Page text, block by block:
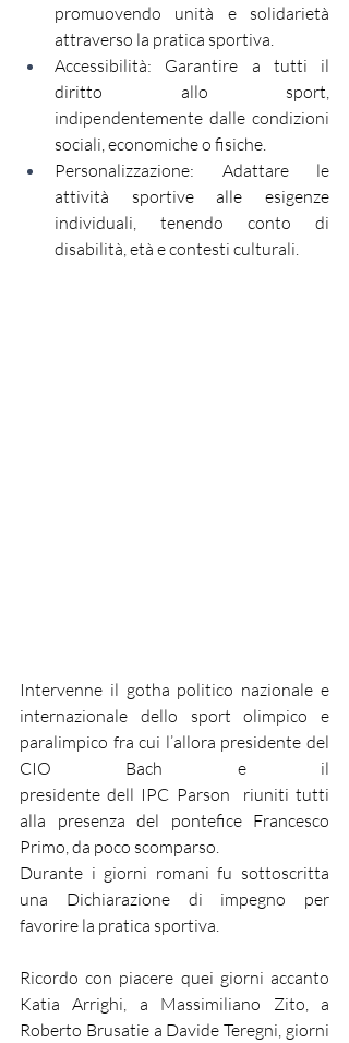
promuovendo unità e solidarietà
attraverso la pratica sportiva.
Accessibilità: Garantire a tutti il
diritto allo sport,
indipendentemente dalle condizioni
sociali, economiche o fisiche.
Personalizzazione: Adattare le
attività sportive alle esigenze
individuali, tenendo conto di
disabilità, età e contesti culturali.
Intervenne il gotha politico nazionale e
internazionale dello sport olimpico e
paralimpico fra cui l’allora presidente del
CIO Bach e il
presidente dell IPC Parson  riuniti tutti
alla presenza del pontefice Francesco
Primo, da poco scomparso.
Durante i giorni romani fu sottoscritta
una Dichiarazione di impegno per
favorire la pratica sportiva.
Ricordo con piacere quei giorni accanto
Katia Arrighi, a Massimiliano Zito, a
Roberto Brusatie a Davide Teregni, giorni